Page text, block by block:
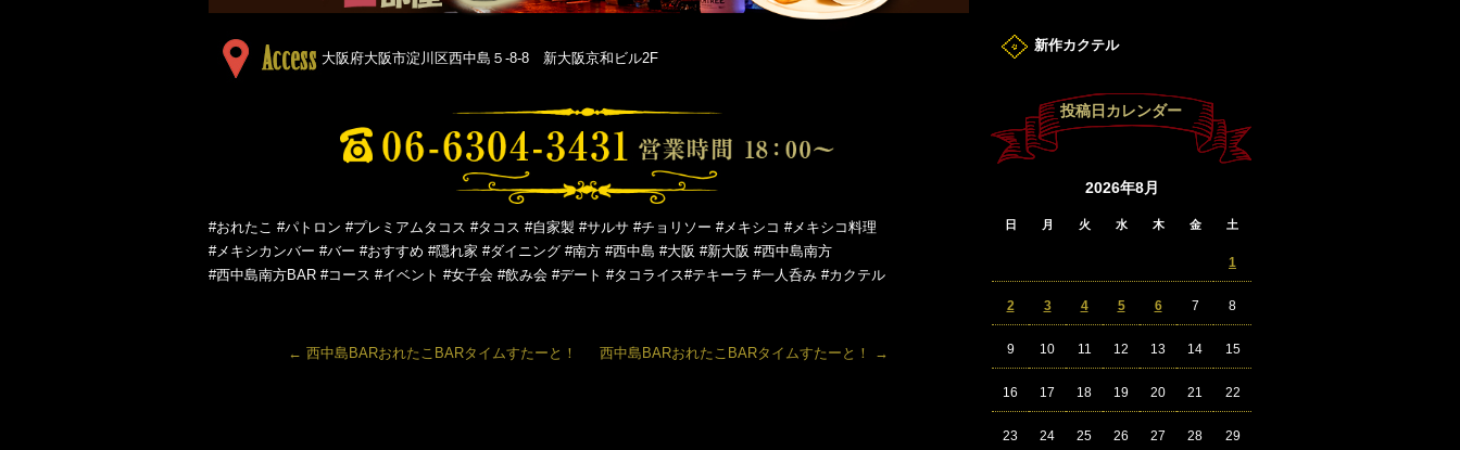
大阪府大阪市淀川区西中島５-8-8 新大阪京和ビル2F
#おれたこ #パトロン #プレミアムタコス #タコス #自家製 #サルサ #チョリソー #メキシコ #メキシコ料理
#メキシカンバー #バー #おすすめ #隠れ家 #ダイニング #南方 #西中島 #大阪 #新大阪 #西中島南方
#西中島南方BAR #コース #イベント #女子会 #飲み会 #デート #タコライス#テキーラ #一人呑み #カクテル
← 西中島BARおれたこBARタイムすたーと！ 西中島BARおれたこBARタイムすたーと！ →
新作カクテル
投稿日カレンダー
2026年8月
日 月 火 水 木 金 土
1
2 3 4 5 6 7 8
9 10 11 12 13 14 15
16 17 18 19 20 21 22
23 24 25 26 27 28 29